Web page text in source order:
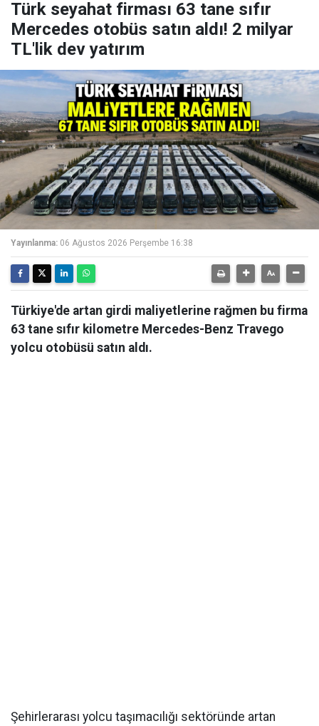
Türk seyahat firması 63 tane sıfır
Mercedes otobüs satın aldı! 2 milyar
TL'lik dev yatırım
Yayınlanma: 06 Ağustos 2026 Perşembe 16:38
Türkiye'de artan girdi maliyetlerine rağmen bu firma
63 tane sıfır kilometre Mercedes-Benz Travego
yolcu otobüsü satın aldı.
Şehirlerarası yolcu taşımacılığı sektöründe artan